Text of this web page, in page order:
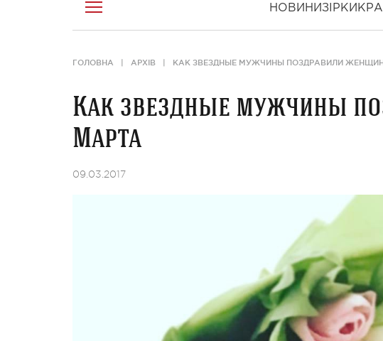
НОВИНИ ЗІРКИ
ГОЛОВНА АРХІВ КАК ЗВЕЗДНЫЕ МУЖЧИНЫ ПОЗДРАВИЛИ
Как звездные мужчины
Марта
09.03.2017